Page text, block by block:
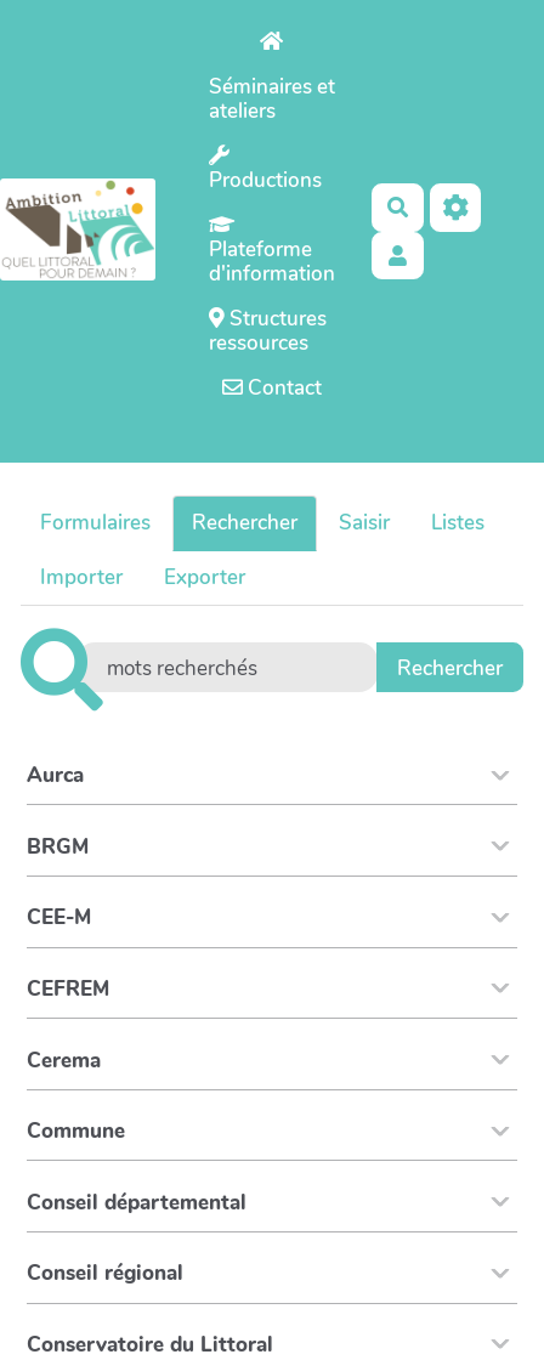
Séminaires et
ateliers
Productions
Plateforme
d'information
Structures
ressources
Contact
Rechercher
Formulaires Rechercher Saisir
Listes
Importer
Exporter
Aurca
BRGM
CEE-M
CEFREM
Cerema
Commune
Conseil départemental
Conseil régional
Conservatoire du Littoral